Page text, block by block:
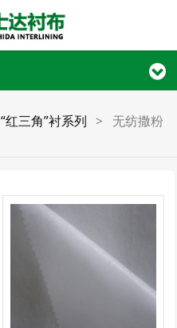
“红三角”衬系列 >
无纺撒粉